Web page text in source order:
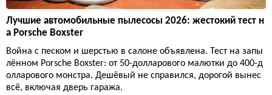
Лучшие автомобильные пылесосы 2026: жестокий тест н
а Porsche Boxster
Война с песком и шерстью в салоне объявлена. Тест на запы
лённом Porsche Boxster: от 50-долларового малютки до 400-д
олларового монстра. Дешёвый не справился, дорогой вынес
всё, включая дверь гаража.